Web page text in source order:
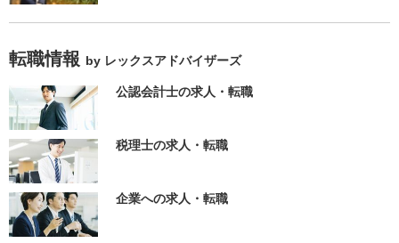
転職情報 by レックスアドバイザーズ
公認会計士の求人・転職
税理士の求人・転職
企業への求人・転職